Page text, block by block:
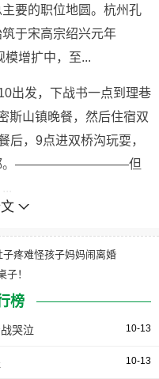
要的职位地圆。杭州孔
于宋高宗绍兴元年
模增扩中，至...
发，下战书一点到理巷
斯山镇晚餐，然后住宿双
后，9点进双桥沟玩耍，
成都。—————————但
子疼难怪孩子妈妈闹离婚
子！
榜
哭泣 10-13
10-13